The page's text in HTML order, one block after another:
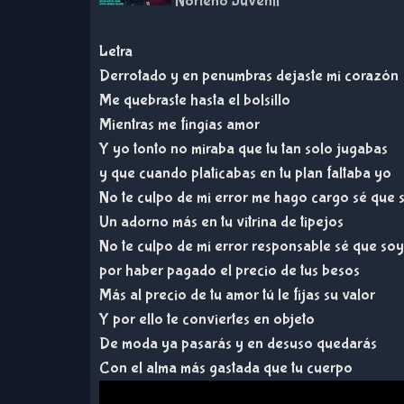
Letra
Derrotado y en penumbras dejaste mi corazón
Me quebraste hasta el bolsillo
Mientras me fingías amor
Y yo tonto no miraba que tu tan solo jugabas
y que cuando platicabas en tu plan faltaba yo
No te culpo de mi error me hago cargo sé que
Un adorno más en tu vitrina de tipejos
No te culpo de mi error responsable sé que soy
por haber pagado el precio de tus besos
Más al precio de tu amor tú le fijas su valor
Y por ello te conviertes en objeto
De moda ya pasarás y en desuso quedarás
Con el alma más gastada que tu cuerpo